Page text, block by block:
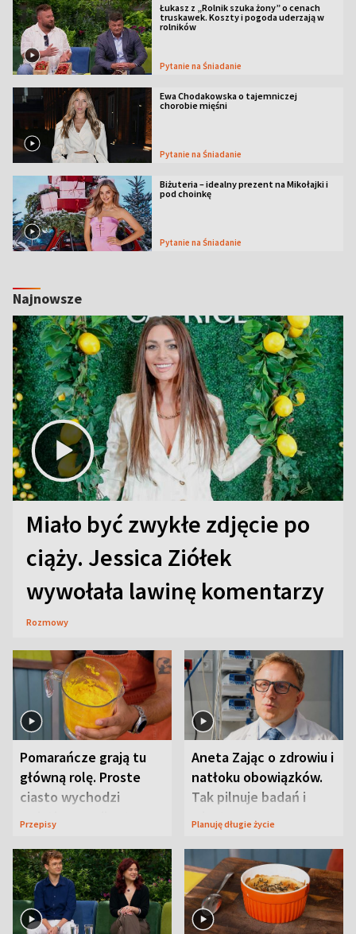
Łukasz z „Rolnik szuka żony” o cenach
truskawek. Koszty i pogoda uderzają w
rolników
Pytanie na Śniadanie
Ewa Chodakowska o tajemniczej
chorobie mięśni
Pytanie na Śniadanie
Biżuteria – idealny prezent na Mikołajki i
pod choinkę
Pytanie na Śniadanie
Najnowsze
Miało być zwykłe zdjęcie po
ciąży. Jessica Ziółek
wywołała lawinę komentarzy
Rozmowy
Pomarańcze grają tu
główną rolę. Proste
ciasto wychodzi
wyjątkowo wilgotne
Przepisy
Aneta Zając o zdrowiu i
natłoku obowiązków.
Tak pilnuje badań i
wizyt
Planuję długie życie